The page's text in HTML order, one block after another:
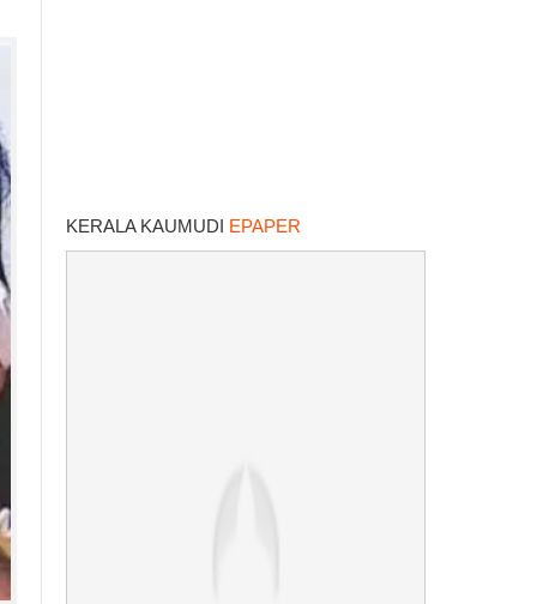
KERALA KAUMUDI EPAPER